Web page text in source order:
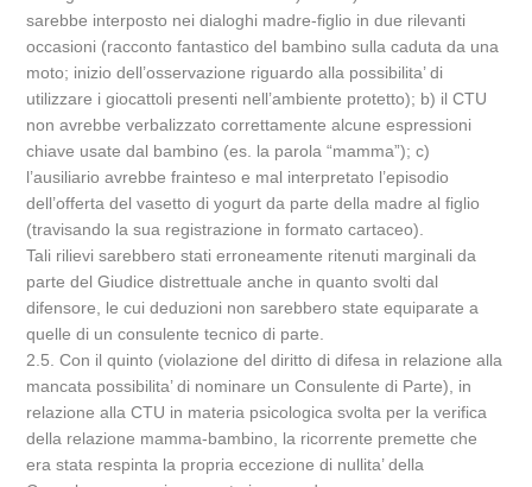
sarebbe interposto nei dialoghi madre-figlio in due rilevanti
occasioni (racconto fantastico del bambino sulla caduta da una
moto; inizio dell’osservazione riguardo alla possibilita’ di
utilizzare i giocattoli presenti nell’ambiente protetto); b) il CTU
non avrebbe verbalizzato correttamente alcune espressioni
chiave usate dal bambino (es. la parola “mamma”); c)
l’ausiliario avrebbe frainteso e mal interpretato l’episodio
dell’offerta del vasetto di yogurt da parte della madre al figlio
(travisando la sua registrazione in formato cartaceo).
Tali rilievi sarebbero stati erroneamente ritenuti marginali da
parte del Giudice distrettuale anche in quanto svolti dal
difensore, le cui deduzioni non sarebbero state equiparate a
quelle di un consulente tecnico di parte.
2.5. Con il quinto (violazione del diritto di difesa in relazione alla
mancata possibilita’ di nominare un Consulente di Parte), in
relazione alla CTU in materia psicologica svolta per la verifica
della relazione mamma-bambino, la ricorrente premette che
era stata respinta la propria eccezione di nullita’ della